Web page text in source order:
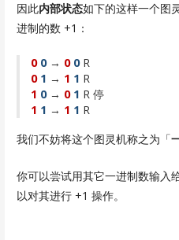
因此内部状态如下的这样一个图
进制的数 +1：
0 0→ 0 0R
0 1 → 1 1 R
1 0→ 0 1 R 停
1 1 → 1 1 R
我们不妨将这个图灵机称之为「
你可以尝试用其它一进制数输入
以对其进行 +1 操作。